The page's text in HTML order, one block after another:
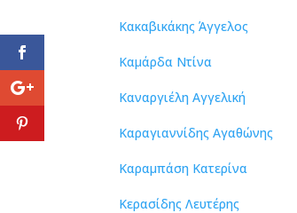
Κακαβικάκης Άγγελος
Καμάρδα Ντίνα
Καναργιέλη Αγγελική
Καραγιαννίδης Αγαθώνης
Καραμπάση Κατερίνα
Κερασίδης Λευτέρης